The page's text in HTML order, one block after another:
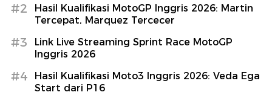
#2
Hasil Kualifikasi MotoGP Inggris 2026: Martin
Tercepat, Marquez Tercecer
#3
Link Live Streaming Sprint Race MotoGP
Inggris 2026
#4
Hasil Kualifikasi Moto3 Inggris 2026: Veda Ega
Start dari P16